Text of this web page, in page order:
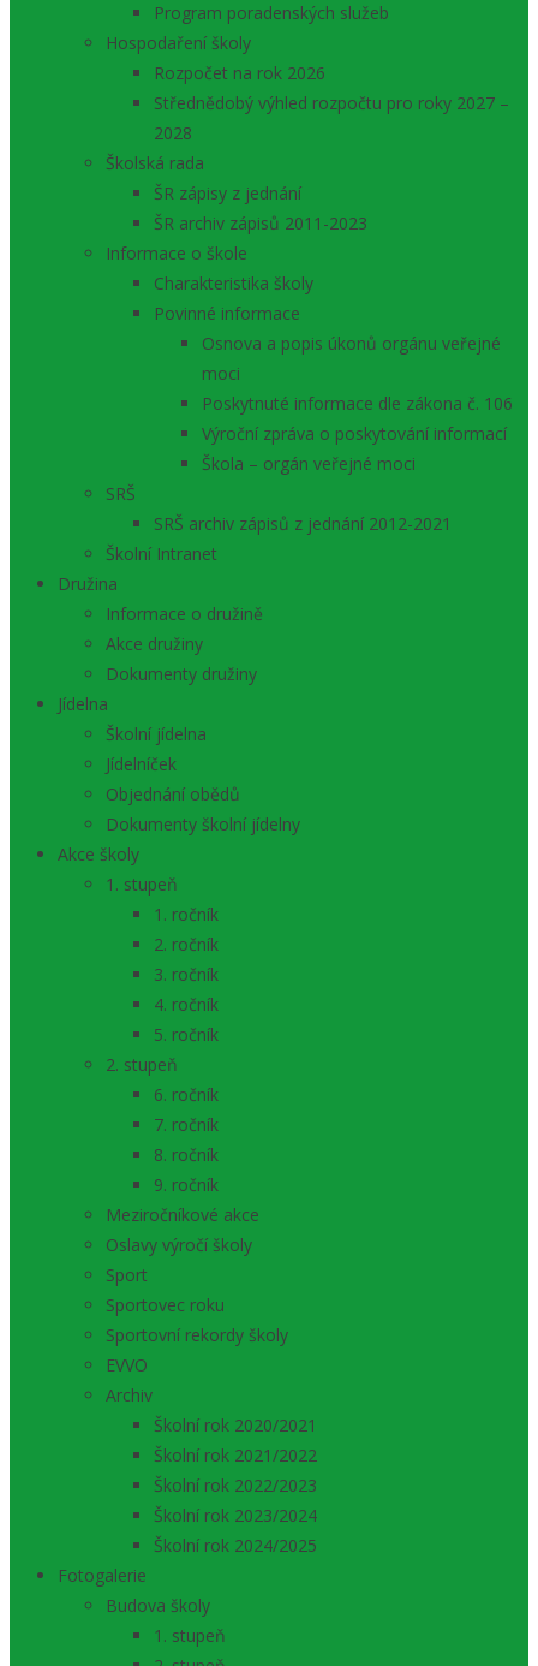
Program poradenských služeb
Hospodaření školy
Rozpočet na rok 2026
Střednědobý výhled rozpočtu pro roky 2027 –
2028
Školská rada
ŠR zápisy z jednání
ŠR archiv zápisů 2011-2023
Informace o škole
Charakteristika školy
Povinné informace
Osnova a popis úkonů orgánu veřejné
moci
Poskytnuté informace dle zákona č. 106
Výroční zpráva o poskytování informací
Škola – orgán veřejné moci
SRŠ
SRŠ archiv zápisů z jednání 2012-2021
Školní Intranet
Družina
Informace o družině
Akce družiny
Dokumenty družiny
Jídelna
Školní jídelna
Jídelníček
Objednání obědů
Dokumenty školní jídelny
Akce školy
1. stupeň
1. ročník
2. ročník
3. ročník
4. ročník
5. ročník
2. stupeň
6. ročník
7. ročník
8. ročník
9. ročník
Meziročníkové akce
Oslavy výročí školy
Sport
Sportovec roku
Sportovní rekordy školy
EVVO
Archiv
Školní rok 2020/2021
Školní rok 2021/2022
Školní rok 2022/2023
Školní rok 2023/2024
Školní rok 2024/2025
Fotogalerie
Budova školy
1. stupeň